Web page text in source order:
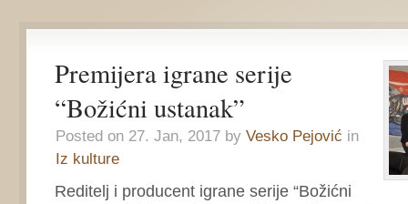
Premijera igrane serije
“Božićni ustanak”
Posted on 27. Jan, 2017 by Vesko Pejović in
Iz kulture
Reditelj i producent igrane serije “Božićni